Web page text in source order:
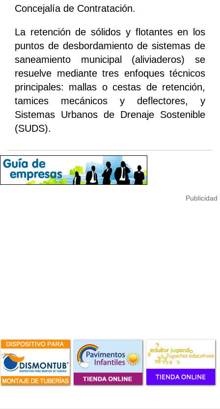
Concejalía de Contratación.
La retención de sólidos y flotantes en los
puntos de desbordamiento de sistemas de
saneamiento municipal (aliviaderos) se
resuelve mediante tres enfoques técnicos
principales: mallas o cestas de retención,
tamices mecánicos y deflectores, y
Sistemas Urbanos de Drenaje Sostenible
(SUDS).